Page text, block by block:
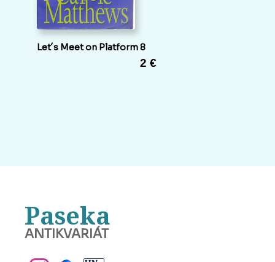
Let´s Meet on Platform 8
2 €
Paseka
ANTIKVARIÁT